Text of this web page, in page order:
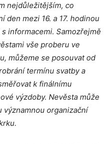
nejdůležitějším, co
den mezi 16. a 17. hodinou
informacemi. Samozřejmě
vše proberu ve
můžeme se posouvat od
termínu svatby a
k finálnímu
výzdoby. Nevěsta může
organizační